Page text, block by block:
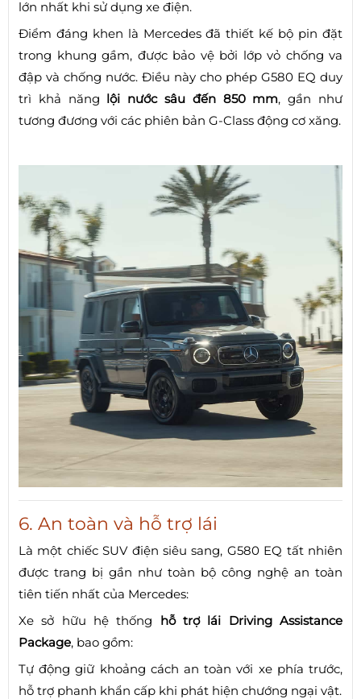
lớn nhất khi sử dụng xe điện.
Điểm đáng khen là Mercedes đã thiết kế bộ pin đặt
trong khung gầm, được bảo vệ bởi lớp vỏ chống va
đập và chống nước. Điều này cho phép G580 EQ duy
trì khả năng lội nước sâu đến 850 mm, gần như
tương đương với các phiên bản G-Class động cơ xăng.
6. An toàn và hỗ trợ lái
Là một chiếc SUV điện siêu sang, G580 EQ tất nhiên
được trang bị gần như toàn bộ công nghệ an toàn
tiên tiến nhất của Mercedes:
Xe sở hữu hệ thống hỗ trợ lái Driving Assistance
Package, bao gồm:
Tự động giữ khoảng cách an toàn với xe phía trước,
hỗ trợ phanh khẩn cấp khi phát hiện chướng ngại vật.